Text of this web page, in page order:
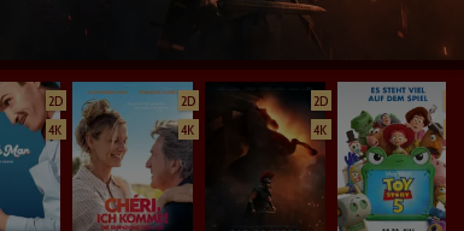
2D
4K
2D
4K
2D
4K